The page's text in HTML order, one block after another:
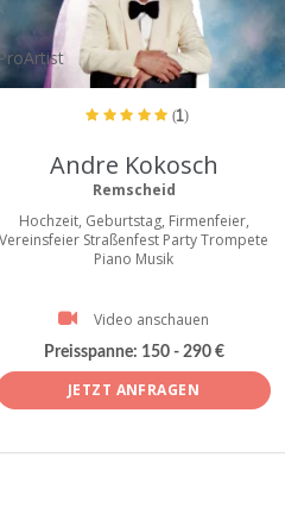
ProArtist
(1)
Andre Kokosch
Remscheid
Hochzeit, Geburtstag, Firmenfeier,
Vereinsfeier Straßenfest Party Trompete
Piano Musik
Video anschauen
Preisspanne: 150 - 290 €
JETZT ANFRAGEN